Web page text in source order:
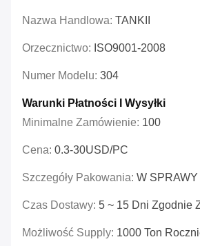
Nazwa Handlowa: TANKII
Orzecznictwo: ISO9001-2008
Numer Modelu: 304
Warunki Płatności I Wysyłki
Minimalne Zamówienie: 100
Cena: 0.3-30USD/PC
Szczegóły Pakowania: W
Czas Dostawy: 5 ~ 15 Dni Zgodnie
Możliwość Supply: 1000 Ton